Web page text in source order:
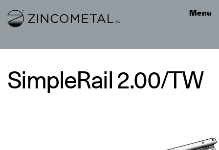
Link to homepage Menu
SimpleRail 2.00/TW